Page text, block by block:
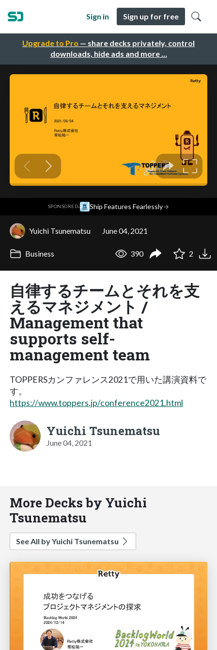
Upgrade to Pro — share decks privately, control
downloads, hide ads and more …
Sign in Sign up for free
SPONSORED· Ship Features Fearlessly→
Yuichi Tsunematsu June 04, 2021
Business 390 2
自律するチームとそれを支
えるマネジメント /
Management that
supports self-
management team
TOPPERSカンファレンス2021で用いた講演資料で
す。
https://www.toppers.jp/conference2021.html
Yuichi Tsunematsu
June 04, 2021
More Decks by Yuichi
Tsunematsu
See All by Yuichi Tsunematsu